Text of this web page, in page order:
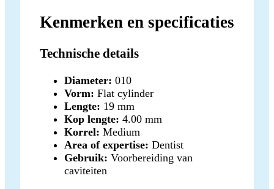
Kenmerken en specificaties
Technische details
Diameter: 010
Vorm: Flat cylinder
Lengte: 19 mm
Kop lengte: 4.00 mm
Korrel: Medium
Area of expertise: Dentist
Gebruik: Voorbereiding van
caviteiten